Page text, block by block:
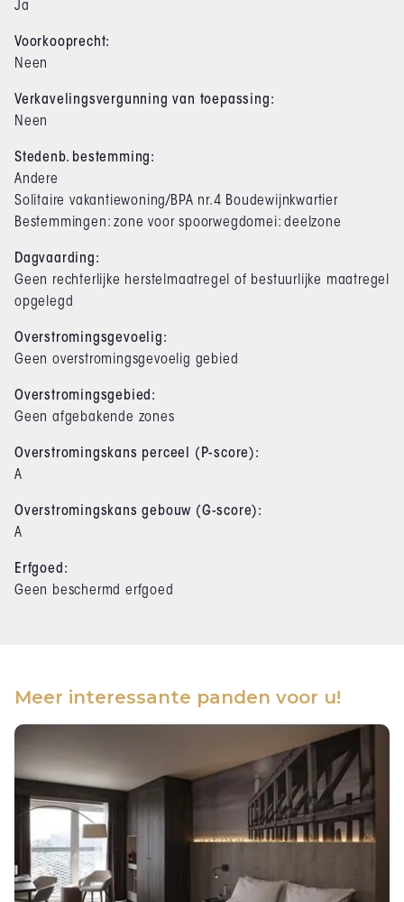
Ja
Voorkooprecht:
Neen
Verkavelingsvergunning van toepassing:
Neen
Stedenb. bestemming:
Andere
Solitaire vakantiewoning/BPA nr.4 Boudewijnkwartier
Bestemmingen: zone voor spoorwegdomei: deelzone
Dagvaarding:
Geen rechterlijke herstelmaatregel of bestuurlijke maatregel
opgelegd
Overstromingsgevoelig:
Geen overstromingsgevoelig gebied
Overstromingsgebied:
Geen afgebakende zones
Overstromingskans perceel (P-score):
A
Overstromingskans gebouw (G-score):
A
Erfgoed:
Geen beschermd erfgoed
Meer interessante panden voor u!